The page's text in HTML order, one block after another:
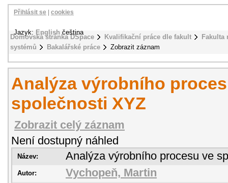
Domovská stránka DSpace Kvalifikační práce dle fakult
Fakulta
systémů
Bakalářské práce Zobrazit záznam
Přihlásit se cookies
Jazyk: English čeština
Analýza výrobního
společnosti XYZ
Zobrazit celý záznam
Není dostupný náhled
Název: Analýza výrobního procesu ve
Autor: Vychopeň, Martin